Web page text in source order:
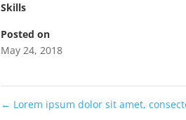
Skills
Posted on
May 24, 2018
← Lorem ipsum dolor sit amet,